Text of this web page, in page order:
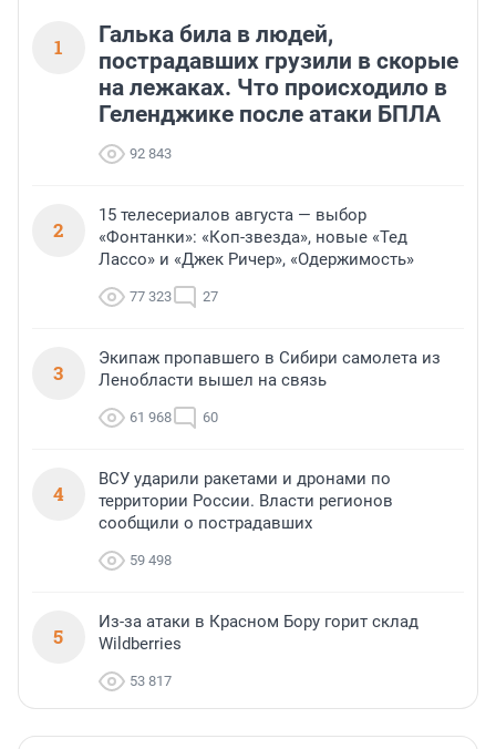
1
Галька била в людей,
пострадавших грузили в скорые
на лежаках. Что происходило в
Геленджике после атаки БПЛА
92 843
2
15 телесериалов августа — выбор
«Фонтанки»: «Коп-звезда», новые «Тед
Лассо» и «Джек Ричер», «Одержимость»
77 323 27
3
Экипаж пропавшего в Сибири самолета из
Ленобласти вышел на связь
61 968 60
4
ВСУ ударили ракетами и дронами по
территории России. Власти регионов
сообщили о пострадавших
59 498
5
Из-за атаки в Красном Бору горит склад
Wildberries
53 817